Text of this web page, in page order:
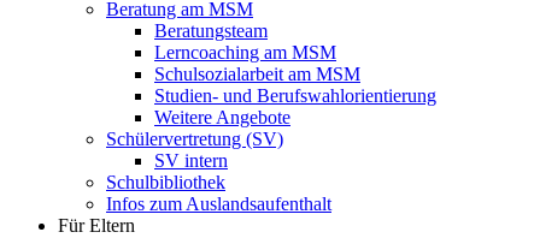
Beratung am MSM
Beratungsteam
Lerncoaching am MSM
Schulsozialarbeit am MSM
Studien- und Berufswahlorientierung
Weitere Angebote
Schülervertretung (SV)
SV intern
Schulbibliothek
Infos zum Auslandsaufenthalt
Für Eltern